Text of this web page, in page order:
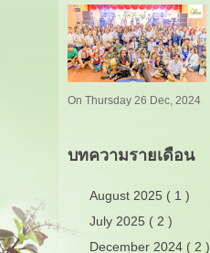
On Thursday 26 Dec, 2024
บทความรายเดือน
August 2025 ( 1 )
July 2025 ( 2 )
December 2024 ( 2 )